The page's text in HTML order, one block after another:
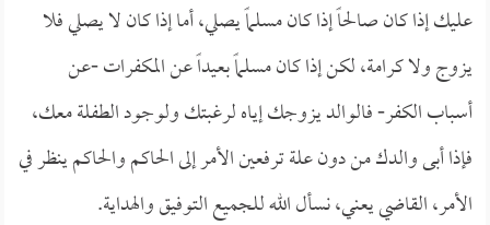
عليك إذا كان صالحاً إذا كان مسلماً يصلي، أما إذا كان لا يصلي فلا
يزوج ولا كرامة، لكن إذا كان مسلماً بعيداً عن المكفرات -عن
أسباب الكفر- فالوالد يزوجك إياه لرغبتك ولوجود الطفلة معك،
فإذا أبى والدك من دون علة ترفعين الأمر إلى الحاكم والحاكم ينظر في
الأمر، القاضي يعني، نسأل الله للجميع التوفيق والهداية.